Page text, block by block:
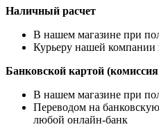
Наличный расчет
В нашем магазине при
Курьеру нашей компании
Банковской картой
В нашем магазине при
Переводом на
любой онлайн-банк